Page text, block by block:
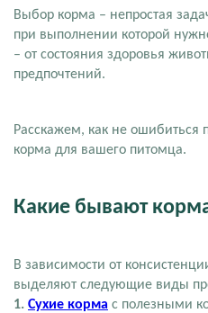
Выбор корма – непростая
при выполнении которой
– от состояния здоровья
предпочтений.
Расскажем, как не ошибиться
корма для вашего питомца.
Какие бывают
В зависимости от
выделяют следующие
1. Сухие корма с полезными